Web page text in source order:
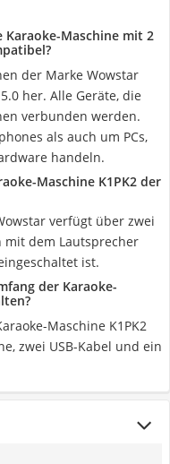
Maschine mit 2
der Marke Wowstar
her. Alle Geräte, die
verbunden werden.
als auch um PCs,
handeln.
Maschine K1PK2 der
verfügt über zwei
dem Lautsprecher
ist.
der Karaoke-
Maschine K1PK2
zwei USB-Kabel und ein